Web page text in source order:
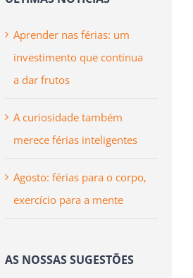
Aprender nas férias: um
investimento que continua
a dar frutos
A curiosidade também
merece férias inteligentes
Agosto: férias para o corpo,
exercício para a mente
AS NOSSAS SUGESTÕES